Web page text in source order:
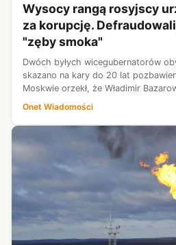
Wysocy rangą rosyjscy
za korupcję.
"zęby smoka"
Dwóch byłych wicegubernatorów
skazano na kary do 20 lat
Moskwie orzekł, że Władimir
dopuścili się malwersacji przy
Ukrainą.
Onet Wiadomości